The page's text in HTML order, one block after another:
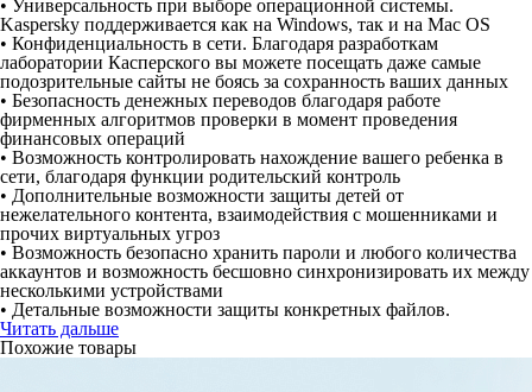
• Универсальность при выборе операционной системы.
Kaspersky поддерживается как на Windows, так и на Mac OS
• Конфиденциальность в сети. Благодаря разработкам
лаборатории Касперского вы можете посещать даже самые
подозрительные сайты не боясь за сохранность ваших данных
• Безопасность денежных переводов благодаря работе
фирменных алгоритмов проверки в момент проведения
финансовых операций
• Возможность контролировать нахождение вашего ребенка в
сети, благодаря функции родительский контроль
• Дополнительные возможности защиты детей от
нежелательного контента, взаимодействия с мошенниками и
прочих виртуальных угроз
• Возможность безопасно хранить пароли и любого количества
аккаунтов и возможность бесшовно синхронизировать их между
несколькими устройствами
• Детальные возможности защиты конкретных файлов.
Читать дальше
Похожие товары